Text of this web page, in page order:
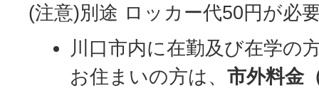
(注意)別途 ロッカー代50円が必
川口市内に在勤及び在学の
お住まいの方は、市外料金